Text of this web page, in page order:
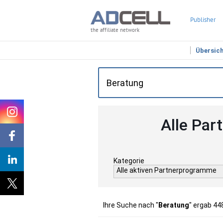
the affiliate network
Publisher
Alle
Kategorie
Alle aktiven Partnerprogramme
Ihre Suche nach " Beratung" ergab